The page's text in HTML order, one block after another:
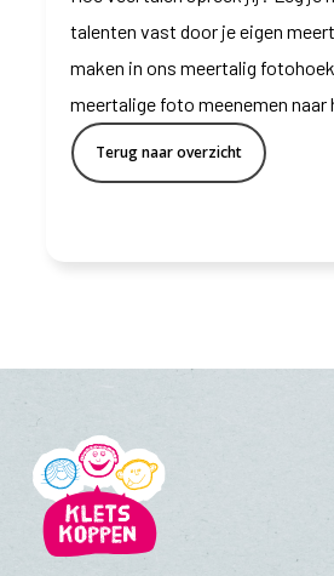
talenten vast door je eigen
maken in ons meertalig
meertalige foto meenemen naar
Terug naar overzicht